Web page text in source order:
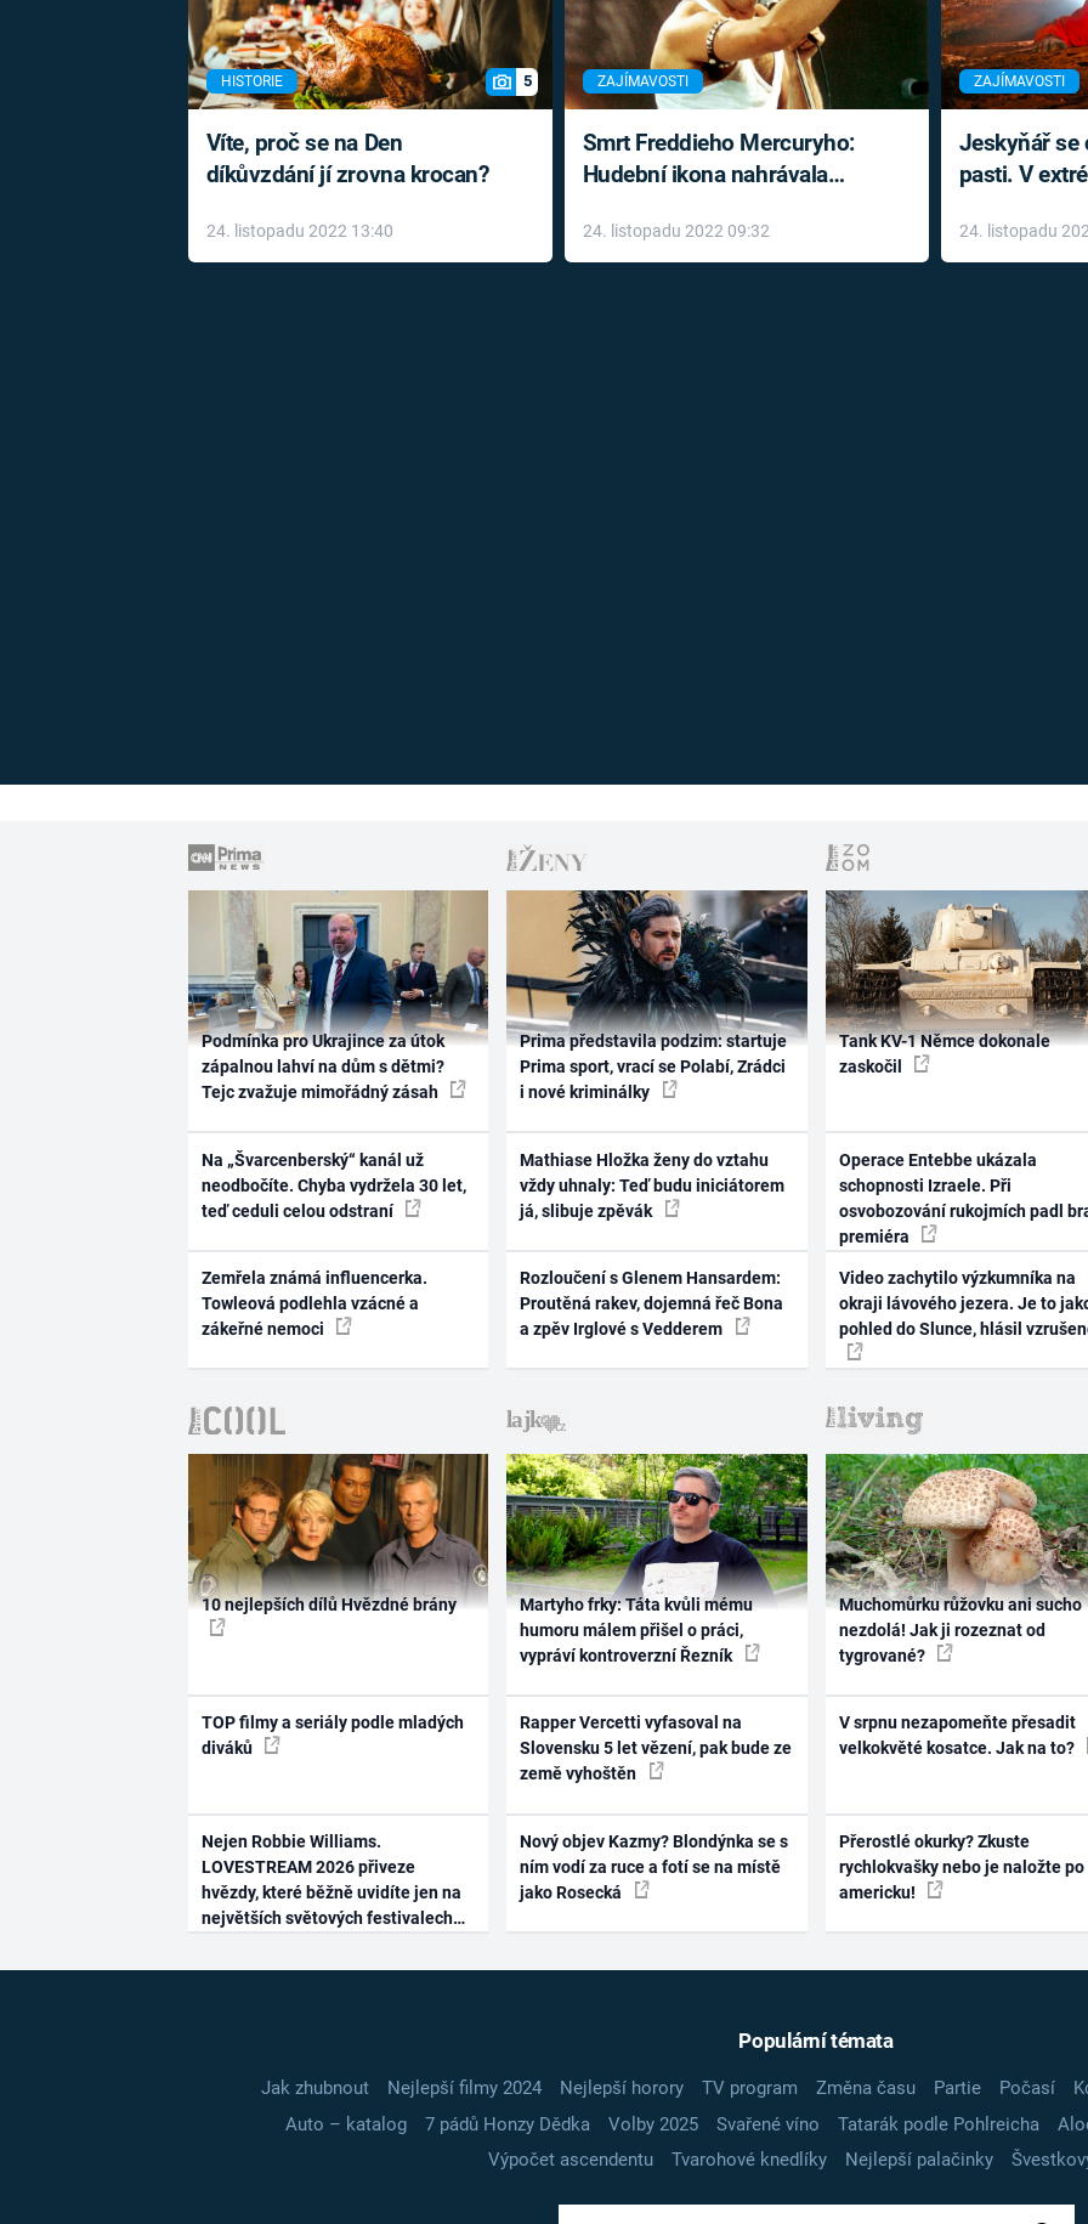
HISTORIE 5
Víte, proč se na Den
díkůvzdání jí zrovna krocan?
24. listopadu 2022 13:40
ZAJÍMAVOSTI
Smrt Freddieho Mercuryho:
Hudební ikona nahrávala
léky
24. listopadu 2022 09:32
ZAJÍMAVOSTI
Jeskyňář se
pasti. V
24. listopadu
Podmínka pro Ukrajince za útok
zápalnou lahví na dům s dětmi?
Tejc zvažuje mimořádný zásah
Na „Švarcenberský“ kanál už
neodbočíte. Chyba vydržela 30 let,
teď ceduli celou odstraní
Zemřela známá influencerka.
Towleová podlehla vzácné a
zákeřné nemoci
Prima představila podzim: startuje
Prima sport, vrací se Polabí, Zrádci
i nové kriminálky
Mathiase Hložka ženy do vztahu
vždy uhnaly: Teď budu iniciátorem
já, slibuje zpěvák
Rozloučení s Glenem Hansardem:
Proutěná rakev, dojemná řeč Bona
a zpěv Irglové s Vedderem
Tank KV-1 Němce dokonale
zaskočil
Operace Entebbe ukázala
schopnosti Izraele. Při
osvobozování rukojmích padl
premiéra
Video zachytilo výzkumníka na
okraji lávového jezera. Je to
pohled do Slunce, hlásil
10 nejlepších dílů Hvězdné brány
TOP filmy a seriály podle mladých
diváků
Nejen Robbie Williams.
LOVESTREAM 2026 přiveze
hvězdy, které běžně uvidíte jen na
největších světových festivalech
Martyho frky: Táta kvůli mému
humoru málem přišel o práci,
vypráví kontroverzní Řezník
Rapper Vercetti vyfasoval na
Slovensku 5 let vězení, pak bude ze
země vyhoštěn
Nový objev Kazmy? Blondýnka se s
ním vodí za ruce a fotí se na místě
jako Rosecká
Muchomůrku růžovku ani sucho
nezdolá! Jak ji rozeznat od
tygrované?
V srpnu nezapomeňte přesadit
velkokvěté kosatce. Jak na to?
Přerostlé okurky? Zkuste
rychlokvašky nebo je naložte po
americku!
Populární témata
Jak zhubnout Nejlepší filmy 2024 Nejlepší horory TV program Změna času Partie Počasí
Auto – katalog
7 pádů Honzy Dědka Volby 2025 Svařené víno Tatarák podle Pohlreicha
Výpočet ascendentu
Tvarohové knedlíky Nejlepší palačinky